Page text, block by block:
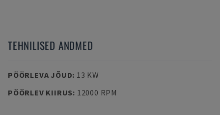
TEHNILISED ANDMED
PÖÖRLEVA JÕUD: 13 KW
PÖÖRLEV KIIRUS: 12000 RPM